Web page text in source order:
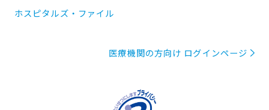
ホスピタルズ・ファイル
医療機関の方向け ログインページ